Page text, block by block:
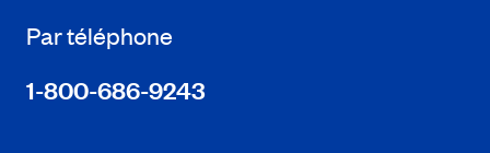
Par téléphone
1-800-686-9243